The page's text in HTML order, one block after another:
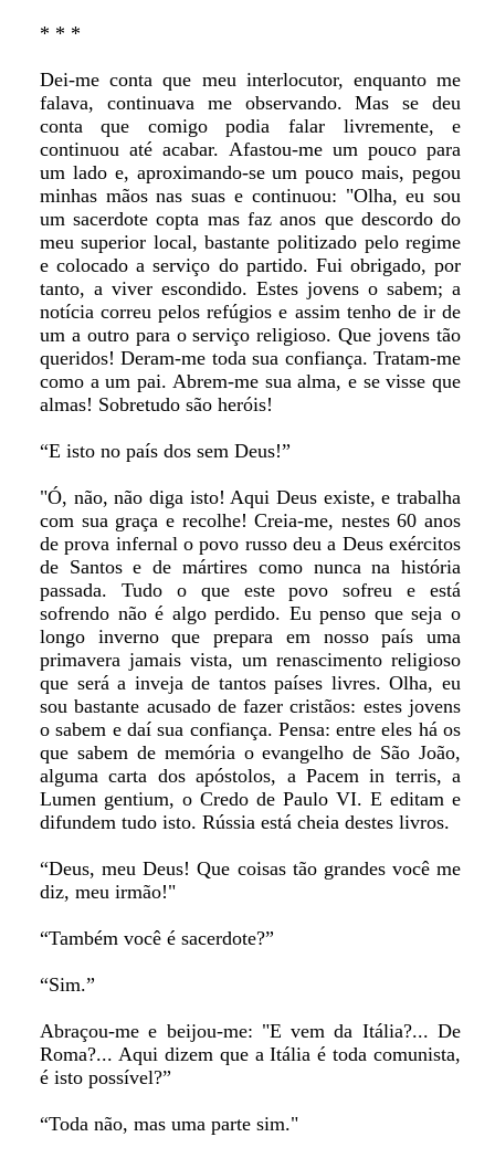
* * *
Dei-me conta que meu interlocutor, enquanto me
falava, continuava me observando. Mas se deu
conta que comigo podia falar livremente, e
continuou até acabar. Afastou-me um pouco para
um lado e, aproximando-se um pouco mais, pegou
minhas mãos nas suas e continuou: "Olha, eu sou
um sacerdote copta mas faz anos que descordo do
meu superior local, bastante politizado pelo regime
e colocado a serviço do partido. Fui obrigado, por
tanto, a viver escondido. Estes jovens o sabem; a
notícia correu pelos refúgios e assim tenho de ir de
um a outro para o serviço religioso. Que jovens tão
queridos! Deram-me toda sua confiança. Tratam-me
como a um pai. Abrem-me sua alma, e se visse que
almas! Sobretudo são heróis!
“E isto no país dos sem Deus!”
"Ó, não, não diga isto! Aqui Deus existe, e trabalha
com sua graça e recolhe! Creia-me, nestes 60 anos
de prova infernal o povo russo deu a Deus exércitos
de Santos e de mártires como nunca na história
passada. Tudo o que este povo sofreu e está
sofrendo não é algo perdido. Eu penso que seja o
longo inverno que prepara em nosso país uma
primavera jamais vista, um renascimento religioso
que será a inveja de tantos países livres. Olha, eu
sou bastante acusado de fazer cristãos: estes jovens
o sabem e daí sua confiança. Pensa: entre eles há os
que sabem de memória o evangelho de São João,
alguma carta dos apóstolos, a Pacem in terris, a
Lumen gentium, o Credo de Paulo VI. E editam e
difundem tudo isto. Rússia está cheia destes livros.
“Deus, meu Deus! Que coisas tão grandes você me
diz, meu irmão!"
“Também você é sacerdote?”
“Sim.”
Abraçou-me e beijou-me: "E vem da Itália?... De
Roma?... Aqui dizem que a Itália é toda comunista,
é isto possível?”
“Toda não, mas uma parte sim."